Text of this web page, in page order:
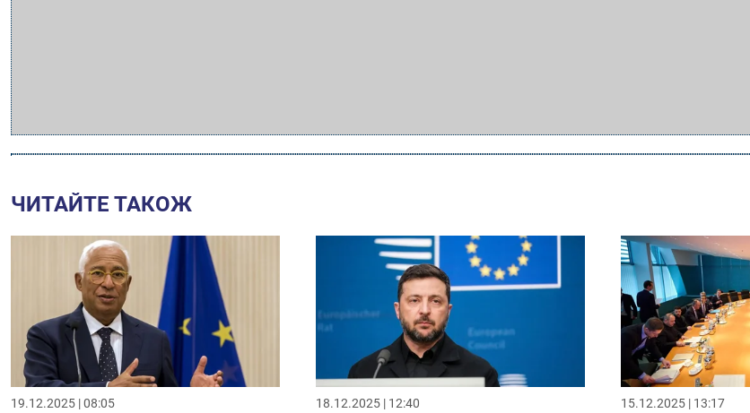
ЧИТАЙТЕ ТАКОЖ
19.12.2025 | 08:05 18.12.2025 | 12:40 15.12.2025 | 13:17